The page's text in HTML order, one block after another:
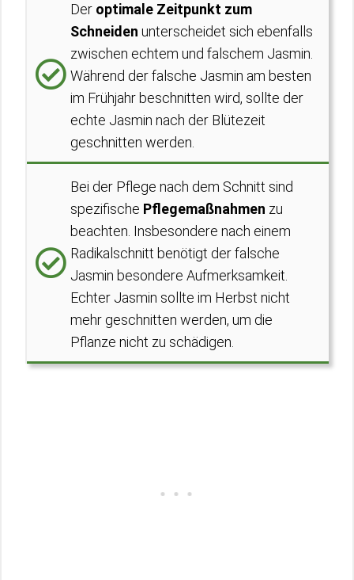
Der optimale Zeitpunkt zum
Schneiden unterscheidet sich ebenfalls
zwischen echtem und falschem Jasmin.
Während der falsche Jasmin am besten
im Frühjahr beschnitten wird, sollte der
echte Jasmin nach der Blütezeit
geschnitten werden.
Bei der Pflege nach dem Schnitt sind
spezifische Pflegemaßnahmen zu
beachten. Insbesondere nach einem
Radikalschnitt benötigt der falsche
Jasmin besondere Aufmerksamkeit.
Echter Jasmin sollte im Herbst nicht
mehr geschnitten werden, um die
Pflanze nicht zu schädigen.